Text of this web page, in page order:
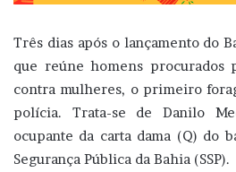
Três dias após o lançamento do
que reúne homens procurados
contra mulheres, o primeiro
polícia. Trata-se de Danilo
ocupante da carta dama (Q) do
Segurança Pública da Bahia (SSP).